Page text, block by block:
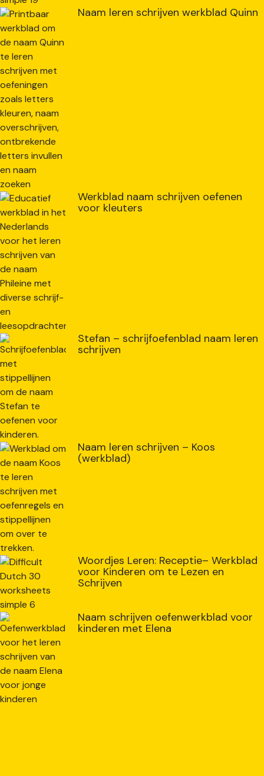
Naam leren schrijven werkblad Quinn
Werkblad naam schrijven oefenen
voor kleuters
Stefan – schrijfoefenblad naam leren
schrijven
Naam leren schrijven – Koos
(werkblad)
Woordjes Leren: Receptie– Werkblad
voor Kinderen om te Lezen en
Schrijven
Naam schrijven oefenwerkblad voor
kinderen met Elena